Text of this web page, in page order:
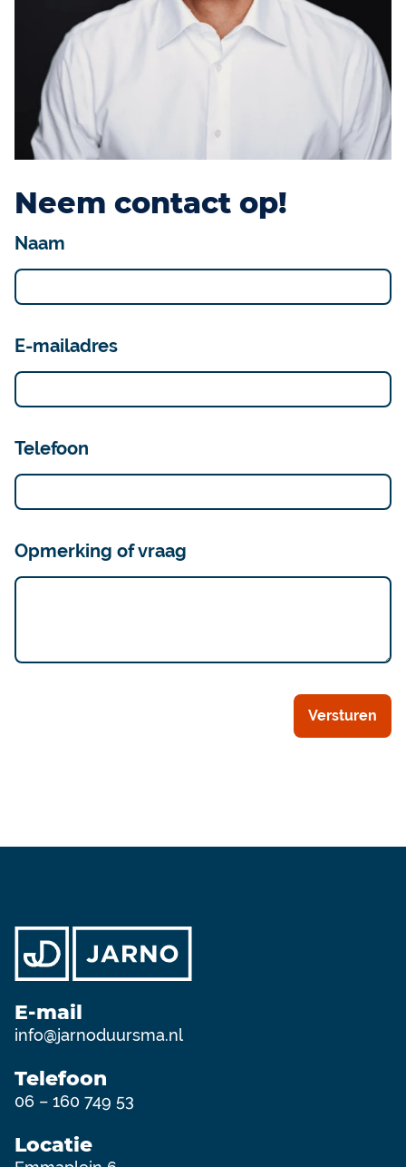
Neem contact op!
Naam
E-mailadres
Telefoon
Opmerking of vraag
E-mail
info@jarnoduursma.nl
Telefoon
06 – 160 749 53
Locatie